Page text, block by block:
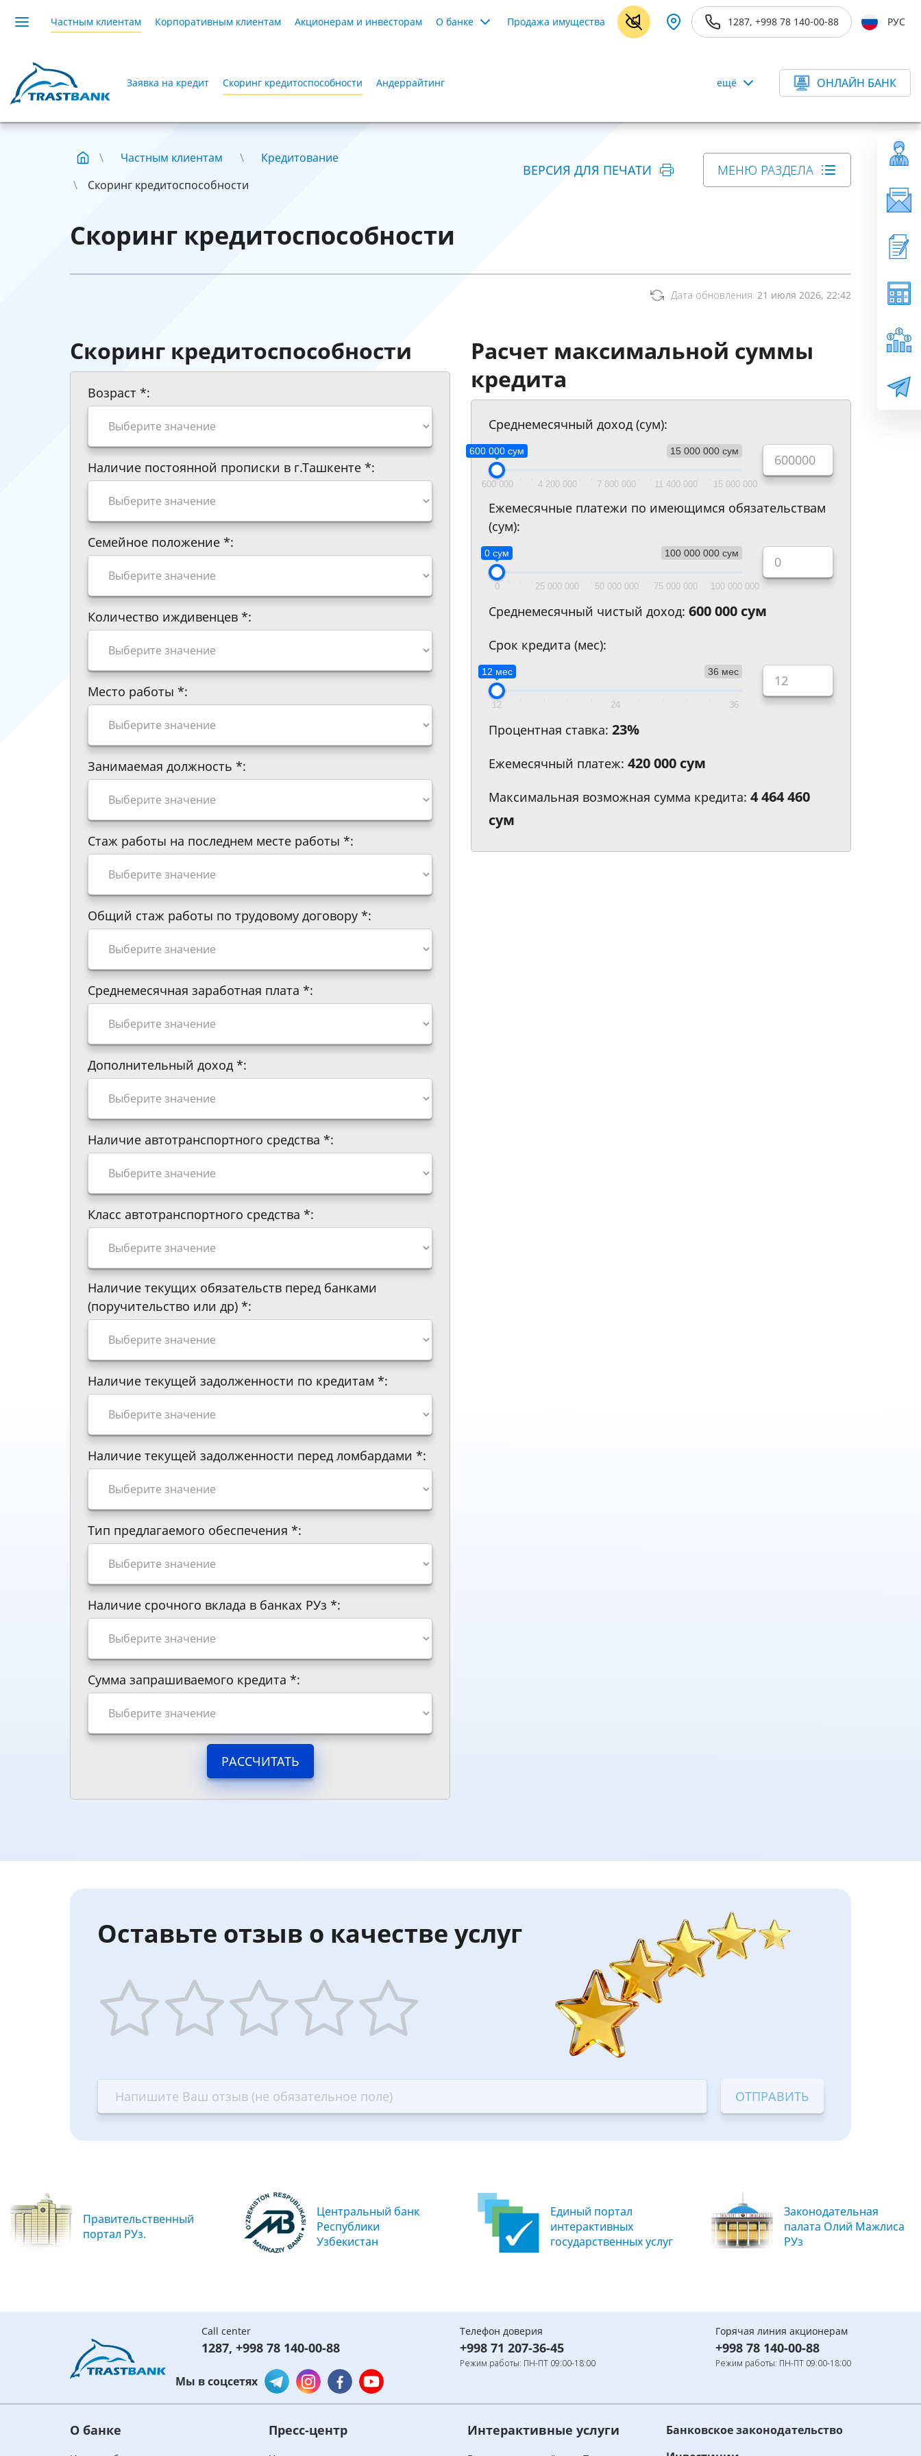
Частным клиентам Корпоративным клиентам Акционерам и инвесторам О банке Продажа имущества 1287, +998 78 140-00-88 РУС
Заявка на кредит Скоринг кредитоспособности Андеррайтинг ещё ОНЛАЙН БАНК
Частным клиентам
Кредитование
Скоринг кредитоспособности
ВЕРСИЯ ДЛЯ ПЕЧАТИ МЕНЮ РАЗДЕЛА
Скоринг кредитоспособности
Дата обновления: 21 июля 2026, 22:42
Скоринг кредитоспособности
Возраст *:
Наличие постоянной прописки в г.Ташкенте *:
Семейное положение *:
Количество иждивенцев *:
Место работы *:
Занимаемая должность *:
Стаж работы на последнем месте работы *:
Общий стаж работы по трудовому договору *:
Среднемесячная заработная плата *:
Дополнительный доход *:
Наличие автотранспортного средства *:
Класс автотранспортного средства *:
Наличие текущих обязательств перед банками
(поручительство или др) *:
Наличие текущей задолженности по кредитам *:
Наличие текущей задолженности перед ломбардами *:
Тип предлагаемого обеспечения *:
Наличие срочного вклада в банках РУз *:
Сумма запрашиваемого кредита *:
РАССЧИТАТЬ
Расчет максимальной суммы
кредита
Среднемесячный доход (сум):
15 000 000 сум
600 000 сум
600 000 4 200 000 7 800 000 11 400 000 15 000 000
Ежемесячные платежи по имеющимся обязательствам
(сум):
100 000 000 сум
0 сум
0 25 000 000 50 000 000 75 000 000 100 000 000
Среднемесячный чистый доход: 600 000 сум
Срок кредита (мес):
36 мес
12 мес
12 24 36
Процентная ставка: 23%
Ежемесячный платеж: 420 000 сум
Максимальная возможная сумма кредита: 4 464 460
сум
Оставьте отзыв о качестве услуг
Terrible
Bad
OK
Good
Excellent
Правительственный
портал РУз.
Центральный банк
Республики
Узбекистан
Единый портал
интерактивных
государственных услуг
Законодательная
палата Олий Мажлиса
РУз
Call center
1287, +998 78 140-00-88
Телефон доверия
+998 71 207-36-45
Режим работы: ПН-ПТ 09:00-18:00
Горячая линия акционерам
+998 78 140-00-88
Режим работы: ПН-ПТ 09:00-18:00
Мы в соцсетях
О банке Пресс-центр Интерактивные услуги
Банковское законодательство
Leaflet